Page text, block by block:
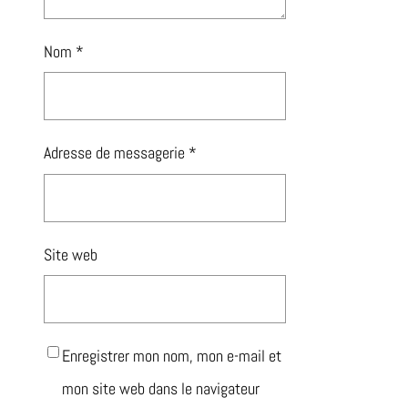
Nom *
Adresse de messagerie *
Site web
Enregistrer mon nom, mon e-mail et
mon site web dans le navigateur